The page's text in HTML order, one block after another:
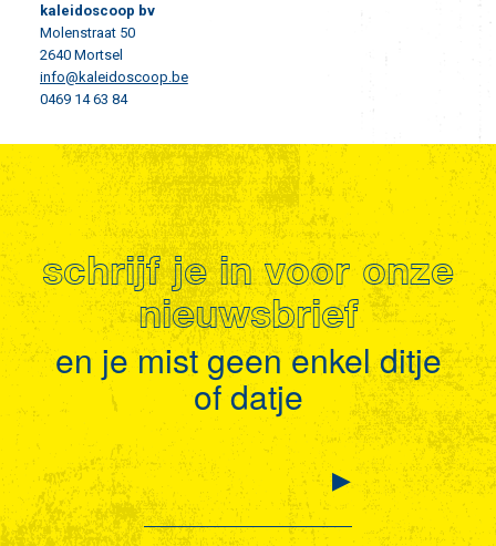
kaleidoscoop bv
Molenstraat 50
2640 Mortsel
info@kaleidoscoop.be
0469 14 63 84
schrijf je in voor onze
nieuwsbrief
en je mist geen enkel ditje
of datje